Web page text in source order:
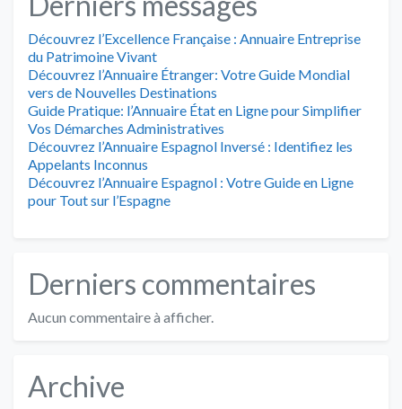
Découvrez l’Excellence Française : Annuaire Entreprise
du Patrimoine Vivant
Découvrez l’Annuaire Étranger: Votre Guide Mondial
vers de Nouvelles Destinations
Guide Pratique: l’Annuaire État en Ligne pour Simplifier
Vos Démarches Administratives
Découvrez l’Annuaire Espagnol Inversé : Identifiez les
Appelants Inconnus
Découvrez l’Annuaire Espagnol : Votre Guide en Ligne
pour Tout sur l’Espagne
Derniers commentaires
Aucun commentaire à afficher.
Archive